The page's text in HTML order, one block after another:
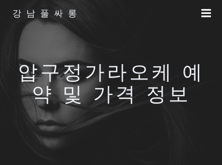
강남풀싸롱
압구정가라오케 예
약 및 가격 정보